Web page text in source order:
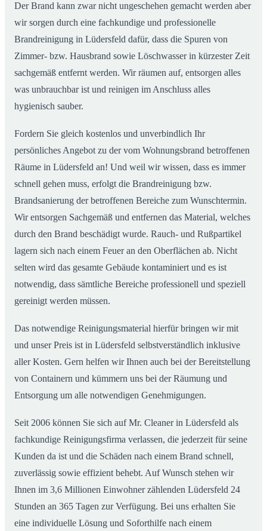
Der Brand kann zwar nicht ungeschehen gemacht werden aber
wir sorgen durch eine fachkundige und professionelle
Brandreinigung in Lüdersfeld dafür, dass die Spuren von
Zimmer- bzw. Hausbrand sowie Löschwasser in kürzester Zeit
sachgemäß entfernt werden. Wir räumen auf, entsorgen alles
was unbrauchbar ist und reinigen im Anschluss alles
hygienisch sauber.
Fordern Sie gleich kostenlos und unverbindlich Ihr
persönliches Angebot zu der vom Wohnungsbrand betroffenen
Räume in Lüdersfeld an! Und weil wir wissen, dass es immer
schnell gehen muss, erfolgt die Brandreinigung bzw.
Brandsanierung der betroffenen Bereiche zum Wunschtermin.
Wir entsorgen Sachgemäß und entfernen das Material, welches
durch den Brand beschädigt wurde. Rauch- und Rußpartikel
lagern sich nach einem Feuer an den Oberflächen ab. Nicht
selten wird das gesamte Gebäude kontaminiert und es ist
notwendig, dass sämtliche Bereiche professionell und speziell
gereinigt werden müssen.
Das notwendige Reinigungsmaterial hierfür bringen wir mit
und unser Preis ist in Lüdersfeld selbstverständlich inklusive
aller Kosten. Gern helfen wir Ihnen auch bei der Bereitstellung
von Containern und kümmern uns bei der Räumung und
Entsorgung um alle notwendigen Genehmigungen.
Seit 2006 können Sie sich auf Mr. Cleaner in Lüdersfeld als
fachkundige Reinigungsfirma verlassen, die jederzeit für seine
Kunden da ist und die Schäden nach einem Brand schnell,
zuverlässig sowie effizient behebt. Auf Wunsch stehen wir
Ihnen im 3,6 Millionen Einwohner zählenden Lüdersfeld 24
Stunden an 365 Tagen zur Verfügung. Bei uns erhalten Sie
eine individuelle Lösung und Soforthilfe nach einem